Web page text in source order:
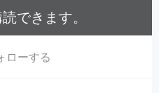
できます。
ローする